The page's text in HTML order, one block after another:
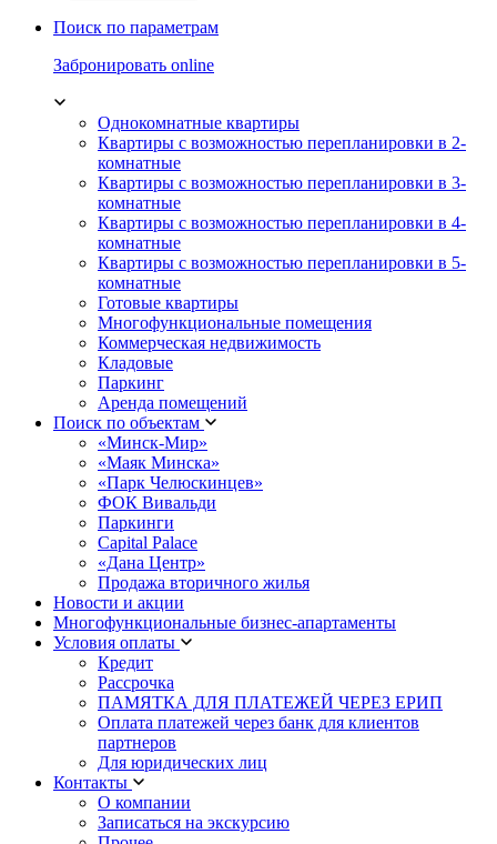
Поиск по параметрам
Забронировать online
Однокомнатные квартиры
Квартиры с возможностью перепланировки в 2-
комнатные
Квартиры с возможностью перепланировки в 3-
комнатные
Квартиры с возможностью перепланировки в 4-
комнатные
Квартиры с возможностью перепланировки в 5-
комнатные
Готовые квартиры
Многофункциональные помещения
Коммерческая недвижимость
Кладовые
Паркинг
Аренда помещений
Поиск по объектам
«Минск-Мир»
«Маяк Минска»
«Парк Челюскинцев»
ФОК Вивальди
Паркинги
Capital Palace
«Дана Центр»
Продажа вторичного жилья
Новости и акции
Многофункциональные бизнес-апартаменты
Условия оплаты
Кредит
Рассрочка
ПАМЯТКА ДЛЯ ПЛАТЕЖЕЙ ЧЕРЕЗ ЕРИП
Оплата платежей через банк для клиентов
партнеров
Для юридических лиц
Контакты
О компании
Записаться на экскурсию